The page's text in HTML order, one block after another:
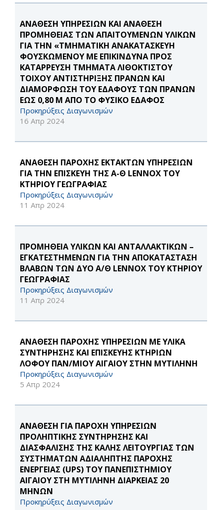
ΑΝΑΘΕΣΗ ΥΠΗΡΕΣΙΩΝ ΚΑΙ ΑΝΑΘΕΣΗ
ΠΡΟΜΗΘΕΙΑΣ ΤΩΝ ΑΠΑΙΤΟΥΜΕΝΩΝ ΥΛΙΚΩΝ
ΓΙΑ ΤΗΝ «ΤΜΗΜΑΤΙΚΗ AΝΑΚΑΤΑΣΚΕΥΗ
ΦΟΥΣΚΩΜΕΝΟΥ ΜΕ ΕΠΙΚΙΝΔΥΝΑ ΠΡΟΣ
ΚΑΤΑΡΡΕΥΣΗ ΤΜΗΜΑΤΑ ΛΙΘΟΚΤΙΣΤΟΥ
ΤΟΙΧΟΥ ΑΝΤΙΣΤΗΡΙΞΗΣ ΠΡΑΝΩΝ ΚΑΙ
ΔΙΑΜΟΡΦΩΣΗ ΤΟΥ ΕΔΑΦΟΥΣ ΤΩΝ ΠΡΑΝΩΝ
ΕΩΣ 0,80 M ΑΠΟ ΤΟ ΦΥΣΙΚΟ ΕΔΑΦΟΣ
Προκηρύξεις Διαγωνισμών
16 Απρ 2024
ΑΝΑΘΕΣΗ ΠΑΡΟΧΗΣ ΕΚΤΑΚΤΩΝ ΥΠΗΡΕΣΙΩΝ
ΓΙΑ ΤΗΝ ΕΠΙΣΚΕΥΗ ΤΗΣ Α-Θ LENNOX ΤΟΥ
ΚΤΗΡΙΟΥ ΓΕΩΓΡΑΦΙΑΣ
Προκηρύξεις Διαγωνισμών
11 Απρ 2024
ΠΡΟΜΗΘΕΙΑ ΥΛΙΚΩΝ ΚΑΙ ΑΝΤΑΛΛΑΚΤΙΚΩΝ –
ΕΓΚΑΤΕΣΤΗΜΕΝΩΝ ΓΙΑ ΤΗΝ ΑΠΟΚΑΤΑΣΤΑΣΗ
ΒΛΑΒΩΝ ΤΩΝ ΔΥΟ Α/Θ LENNOX ΤΟΥ ΚΤΗΡΙΟΥ
ΓΕΩΓΡΑΦΙΑΣ
Προκηρύξεις Διαγωνισμών
11 Απρ 2024
ΑΝΑΘΕΣΗ ΠΑΡΟΧΗΣ ΥΠΗΡΕΣΙΩΝ ΜΕ ΥΛΙΚΑ
ΣΥΝΤΗΡΗΣΗΣ ΚΑΙ ΕΠΙΣΚΕΥΗΣ ΚΤΗΡΙΩΝ
ΛΟΦΟΥ ΠΑΝ/ΜΙΟΥ ΑΙΓΑΙΟΥ ΣΤΗΝ ΜΥΤΙΛΗΝΗ
Προκηρύξεις Διαγωνισμών
5 Απρ 2024
ΑΝΑΘΕΣΗ ΓΙΑ ΠΑΡΟΧΗ ΥΠΗΡΕΣΙΩΝ
ΠΡΟΛΗΠΤΙΚΗΣ ΣΥΝΤΗΡΗΣΗΣ ΚΑΙ
ΔΙΑΣΦΑΛΙΣΗΣ ΤΗΣ ΚΑΛΗΣ ΛΕΙΤΟΥΡΓΙΑΣ ΤΩΝ
ΣΥΣΤΗΜΑΤΩΝ ΑΔΙΑΛΗΠΤΗΣ ΠΑΡΟΧΗΣ
ΕΝΕΡΓΕΙΑΣ (UPS) ΤΟΥ ΠΑΝΕΠΙΣΤΗΜΙΟΥ
ΑΙΓΑΙΟΥ ΣΤΗ ΜΥΤΙΛΗΝΗ ΔΙΑΡΚΕΙΑΣ 20
ΜΗΝΩΝ
Προκηρύξεις Διαγωνισμών